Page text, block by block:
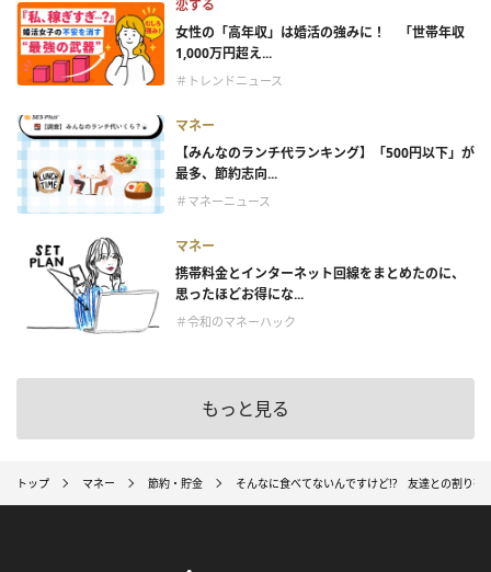
恋する
女性の「高年収」は婚活の強みに！ 「世帯年収
1,000万円超え...
＃トレンドニュース
マネー
【みんなのランチ代ランキング】「500円以下」が
最多、節約志向...
＃マネーニュース
マネー
携帯料金とインターネット回線をまとめたのに、
思ったほどお得にな...
＃令和のマネーハック
もっと見る
トップ マネー 節約・貯金 そんなに食べてないんですけど!? 友達との割り勘